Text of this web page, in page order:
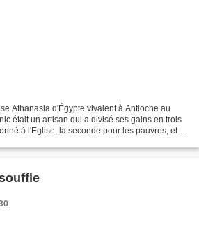
Athanasia d'Égypte vivaient à Antioche au
était un artisan qui a divisé ses gains en trois
à l'Eglise, la seconde pour les pauvres, et la